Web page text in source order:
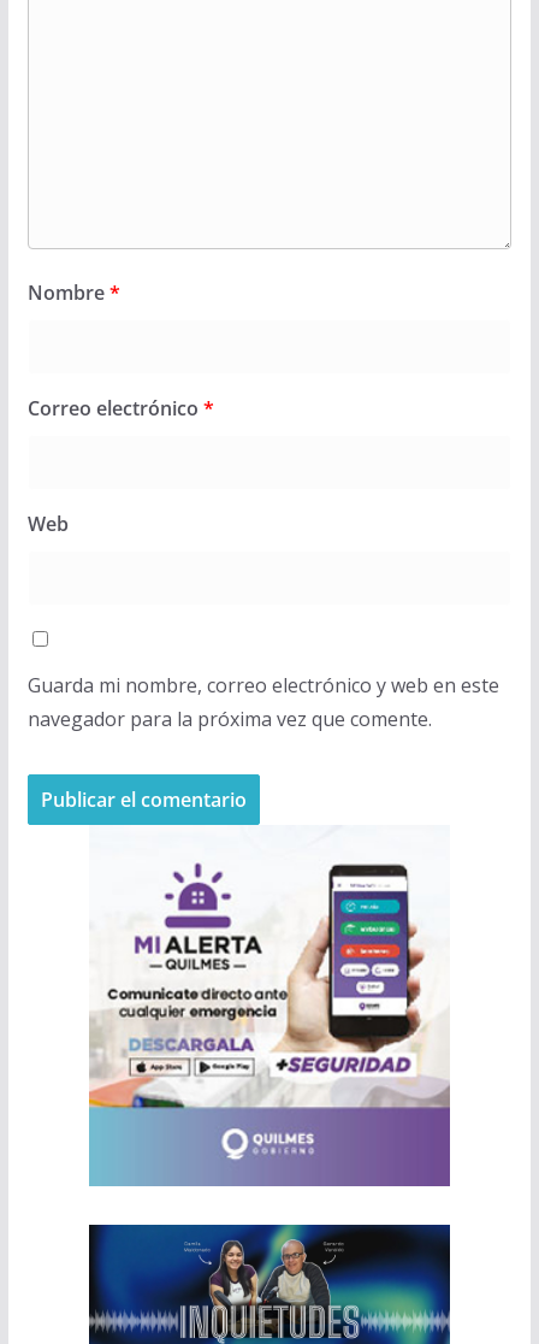
Nombre*
Correo electrónico *
Web
Guarda mi nombre, correo electrónico y web en este
navegador para la próxima vez que comente.